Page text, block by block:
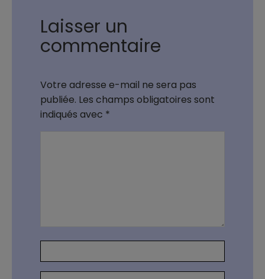
Laisser un
commentaire
Votre adresse e-mail ne sera pas
publiée. Les champs obligatoires sont
indiqués avec *